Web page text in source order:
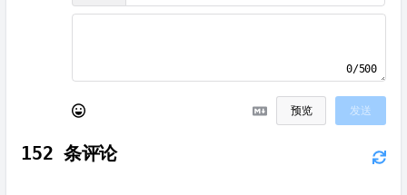
0/500
预览 发送
152 条评论